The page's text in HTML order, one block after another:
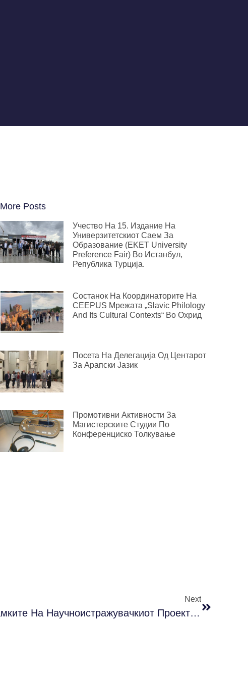
More Posts
Учество На 15. Издание На
Универзитетскиот Саем За
Образование (EKET University
Preference Fair) Во Истанбул,
Република Турција.
Состанок На Координаторите На
CEEPUS Мрежата „Slavic Philology
And Its Cultural Contexts“ Во Охрид
Посета На Делегација Од Центарот
За Арапски Јазик
Промотивни Активности За
Магистерските Студии По
Конференциско Толкување
Next
Работилница Во Рамките На Научноистражувачкиот Проект ТЕРМАКФРИТ